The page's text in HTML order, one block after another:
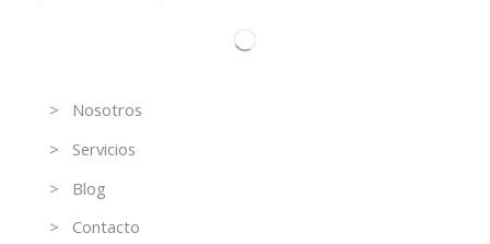
> Nosotros
> Servicios
> Blog
> Contacto